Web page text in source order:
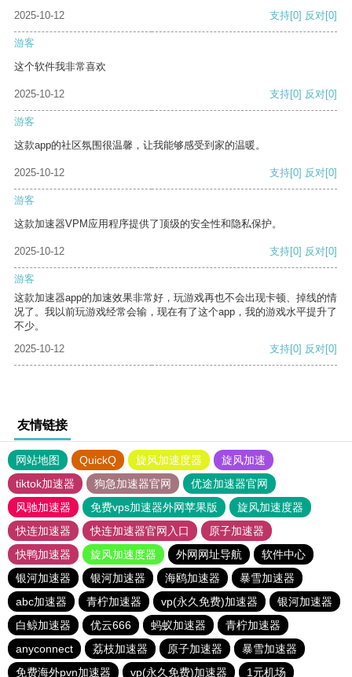
2025-10-12
支持[0] 反对[0]
游客
这个软件我非常喜欢
2025-10-12 支持[0] 反对[0]
游客
这款app的社区氛围很温馨，让我能够感受到家的温暖。
2025-10-12 支持[0] 反对[0]
游客
这款加速器VPM应用程序提供了顶级的安全性和隐私保护。
2025-10-12 支持[0] 反对[0]
游客
这款加速器app的加速效果非常好，玩游戏再也不会出现卡顿、掉线的情
况了。我以前玩游戏经常会输，现在有了这个app，我的游戏水平提升了
不少。
2025-10-12
支持[0] 反对[0]
友情链接
网站地图 QuickQ 旋风加速度器
旋风加速
tiktok加速器
狗急加速器官网
优途加速器官网
风驰加速器
免费vps加速器外网苹果版
旋风加速度器
快连加速器
快连加速器官网入口
原子加速器
快鸭加速器
旋风加速度器 外网网址导航
软件中心
银河加速器
银河加速器 海鸥加速器
暴雪加速器
abc加速器
青柠加速器 vp(永久免费)加速器
银河加速器
白鲸加速器
优云666 蚂蚁加速器
青柠加速器
anyconnect
荔枝加速器 原子加速器
暴雪加速器
免费海外pvn加速器
vp(永久免费)加速器 1元机场